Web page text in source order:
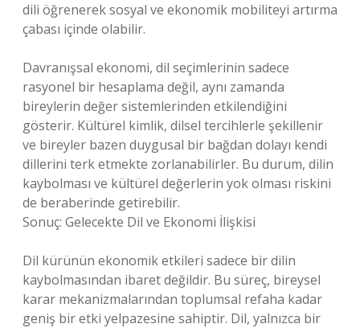
dili öğrenerek sosyal ve ekonomik mobiliteyi artırma
çabası içinde olabilir.
Davranışsal ekonomi, dil seçimlerinin sadece
rasyonel bir hesaplama değil, aynı zamanda
bireylerin değer sistemlerinden etkilendiğini
gösterir. Kültürel kimlik, dilsel tercihlerle şekillenir
ve bireyler bazen duygusal bir bağdan dolayı kendi
dillerini terk etmekte zorlanabilirler. Bu durum, dilin
kaybolması ve kültürel değerlerin yok olması riskini
de beraberinde getirebilir.
Sonuç: Gelecekte Dil ve Ekonomi İlişkisi
Dil kürünün ekonomik etkileri sadece bir dilin
kaybolmasından ibaret değildir. Bu süreç, bireysel
karar mekanizmalarından toplumsal refaha kadar
geniş bir etki yelpazesine sahiptir. Dil, yalnızca bir